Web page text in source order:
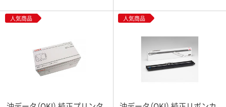
人気商品 人気商品